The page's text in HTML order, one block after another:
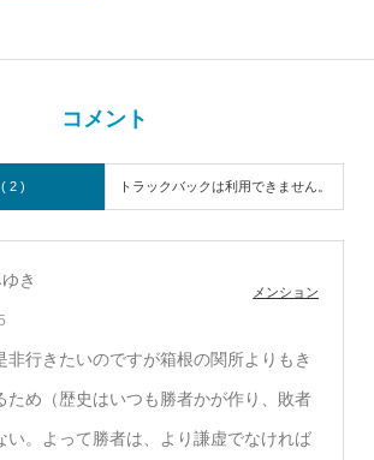
コメント
2 ) トラックバックは利用できません。
き
メンション
非行きたいのですが箱根の関所よりもき
ため（歴史はいつも勝者かが作り、敗者
い。よって勝者は、より謙虚でなければ